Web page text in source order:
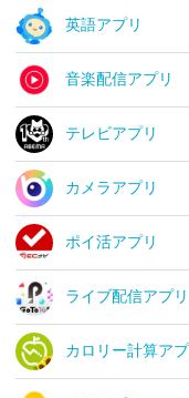
英語アプリ
音楽配信アプリ
テレビアプリ
カメラアプリ
ポイ活アプリ
ライブ配信アプリ
カロリー計算アプ